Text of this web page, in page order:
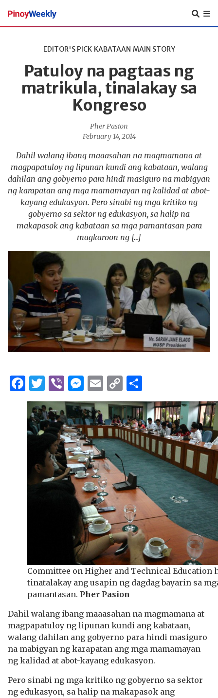
Pinoy
Weekly
EDITOR'S PICK KABATAAN MAIN STORY
Patuloy na pagtaas ng
matrikula, tinalakay sa
Kongreso
Pher Pasion
February 14, 2014
Dahil walang ibang maaasahan na magmamana at
magpapatuloy ng lipunan kundi ang kabataan, walang
dahilan ang gobyerno para hindi masiguro na mabigyan
ng karapatan ang mga mamamayan ng kalidad at abot-
kayang edukasyon. Pero sinabi ng mga kritiko ng
gobyerno sa sektor ng edukasyon, sa halip na
makapasok ang kabataan sa mga pamantasan para
magkaroon ng […]
Facebook
Twitter
ViberMessenger
Email
Copy
Link
Committee on Higher and Technical Education
tinatalakay ang usapin ng dagdag bayarin sa
pamantasan. Pher Pasion
Dahil walang ibang maaasahan na magmamana at
magpapatuloy ng lipunan kundi ang kabataan,
walang dahilan ang gobyerno para hindi masiguro
na mabigyan ng karapatan ang mga mamamayan
ng kalidad at abot-kayang edukasyon.
Pero sinabi ng mga kritiko ng gobyerno sa sektor
ng edukasyon, sa halip na makapasok ang